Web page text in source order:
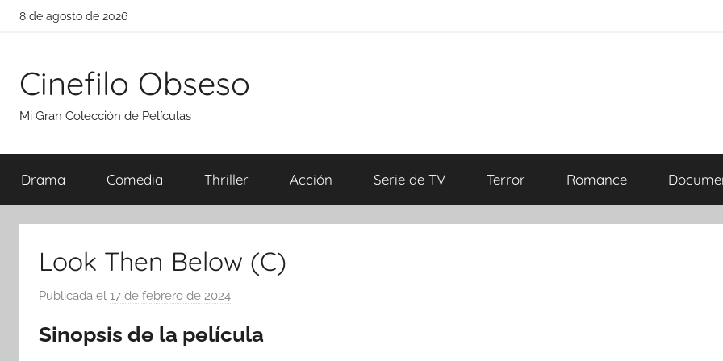
Saltar
8 de agosto de 2026
Cinefilo Obseso
Mi Gran Colección de Películas
Drama Comedia Thriller Acción Serie de TV Terror Romance
Look Then Below (C)
Publicada el 17 de febrero de 2024
r
Sinopsis de la película